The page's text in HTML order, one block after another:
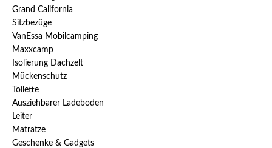
Grand California
Sitzbezüge
VanEssa Mobilcamping
Maxxcamp
Isolierung Dachzelt
Mückenschutz
Toilette
Ausziehbarer Ladeboden
Leiter
Matratze
Geschenke & Gadgets